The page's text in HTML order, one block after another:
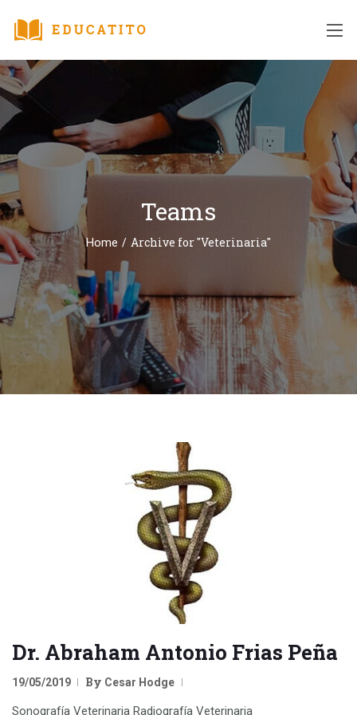
Teams
Home / Archive for "Veterinaria"
Dr. Abraham Antonio Frias Peña
19/05/2019 By Cesar Hodge
Sonografía Veterinaria Radiografía Veterinaria